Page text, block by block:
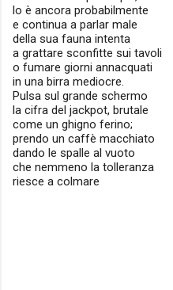
lo è ancora probabilmente
e continua a parlar male
della sua fauna intenta
a grattare sconfitte sui tavoli
o fumare giorni annacquati
in una birra mediocre.
Pulsa sul grande schermo
la cifra del jackpot, brutale
come un ghigno ferino;
prendo un caffè macchiato
dando le spalle al vuoto
che nemmeno la tolleranza
riesce a colmare